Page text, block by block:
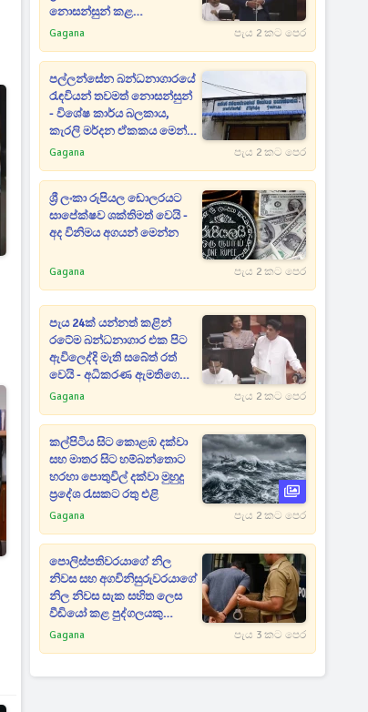
නොසන්සුන් කළ
බන්ධනාගාර සිද්ධි
ආරක්ෂක ඇමතිගෙන් විශේෂ
ප්‍රකාශයක්
Gagana පැය 2 කට පෙර
පල්ලන්සේන බන්ධනාගාරයේ
රැඳවියන් තවමත් නොසන්සුන්
- විශේෂ කාර්ය බලකාය,
කැරලි මර්දන ඒකකය මෙන්ම
ශ්‍රී ලංකා ගුවන් හමුදාව වහාම
Gagana පැය 2 කට පෙර
ශ්‍රී ලංකා රුපියල ඩොලරයට
සාපේක්ෂව ශක්තිමත් වෙයි -
අද විනිමය අගයන් මෙන්න
Gagana පැය 2 කට පෙර
පැය 24ක් යන්නත් කළින්
රටේම බන්ධනාගාර එක පිට
ඇවිලෙද්දි මැති සබේත් රත්
වෙයි - අධිකරණ ඇමතිගෙන්
පැහැදිලි කිරීමක් ඉල්ලයි
Gagana පැය 2 කට පෙර
කල්පිටිය සිට කොළඹ දක්වා
සහ මාතර සිට හම්බන්තොට
හරහා පොතුවිල් දක්වා මුහුදු
ප්‍රදේශ රැසකට රතු එළි
Gagana පැය 2 කට පෙර
පොලිස්පතිවරයාගේ නිල
නිවස සහ අගවිනිසුරුවරයාගේ
නිල නිවස සැක සහිත ලෙස
වීඩියෝ කළ පුද්ගලයකු
අත්අඩංගුවට
Gagana පැය 3 කට පෙර